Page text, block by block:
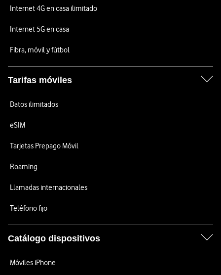
Internet 4G en casa ilimitado
Internet 5G en casa
Fibra, móvil y fútbol
Tarifas móviles
Datos ilimitados
eSIM
Tarjetas Prepago Móvil
Roaming
Llamadas internacionales
Teléfono fijo
Catálogo dispositivos
Móviles iPhone